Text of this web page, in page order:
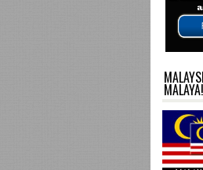
MALAYA!